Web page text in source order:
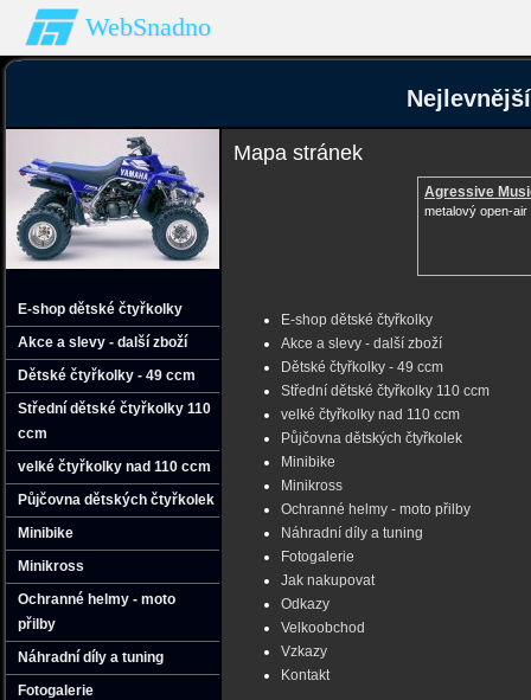
WebSnadno
E-shop dětské čtyřkolky
Akce a slevy - další zboží
Dětské čtyřkolky - 49 ccm
Střední dětské čtyřkolky 110
ccm
velké čtyřkolky nad 110 ccm
Půjčovna dětských čtyřkolek
Minibike
Minikross
Ochranné helmy - moto
přilby
Náhradní díly a tuning
Fotogalerie
Mapa stránek
Agressive
metalový open-air
E-shop dětské čtyřkolky
Akce a slevy - další zboží
Dětské čtyřkolky - 49 ccm
Střední dětské čtyřkolky 110 ccm
velké čtyřkolky nad 110 ccm
Půjčovna dětských čtyřkolek
Minibike
Minikross
Ochranné helmy - moto přilby
Náhradní díly a tuning
Fotogalerie
Jak nakupovat
Odkazy
Velkoobchod
Vzkazy
Kontakt